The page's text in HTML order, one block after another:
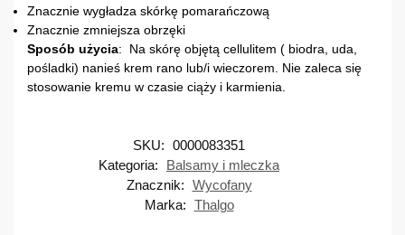
Znacznie wygładza skórkę pomarańczową
Znacznie zmniejsza obrzęki
Sposób użycia: Na skórę objętą cellulitem ( biodra, uda,
pośladki) nanieś krem rano lub/i wieczorem. Nie zaleca się
stosowanie kremu w czasie ciąży i karmienia.
SKU: 0000083351
Kategoria:
Balsamy i mleczka
Znacznik: Wycofany
Marka: Thalgo